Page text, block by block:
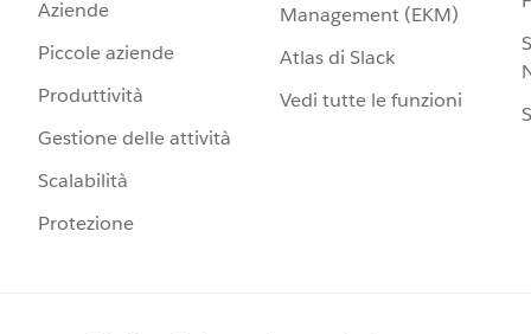
Aziende
Piccole aziende
Produttività
Gestione delle attività
Scalabilità
Protezione
Management (EKM)
Atlas di Slack
Vedi tutte le funzioni